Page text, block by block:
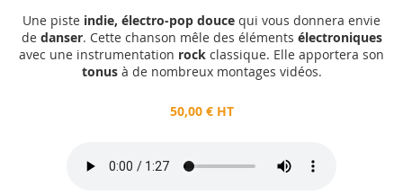
Une piste indie, électro-pop douce qui vous donnera envie
de danser. Cette chanson mêle des éléments électroniques
avec une instrumentation rock classique. Elle apportera son
tonusà de nombreux montages vidéos.
50,00 € HT